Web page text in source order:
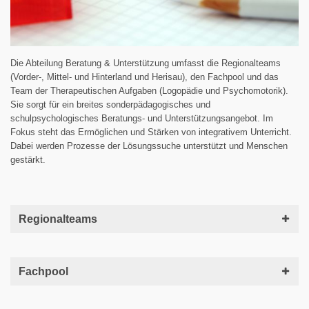
Die Abteilung Beratung & Unterstützung umfasst die Regionalteams
(Vorder-, Mittel- und Hinterland und Herisau), den Fachpool und das
Team der Therapeutischen Aufgaben (Logopädie und Psychomotorik).
Sie sorgt für ein breites sonderpädagogisches und
schulpsychologisches Beratungs- und Unterstützungsangebot. Im
Fokus steht das Ermöglichen und Stärken von integrativem Unterricht.
Dabei werden Prozesse der Lösungssuche unterstützt und Menschen
gestärkt.
Regionalteams
Fachpool